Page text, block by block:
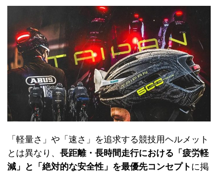
「軽量さ」や「速さ」を追求する競技用ヘルメット
とは異なり、 長距離・長時間走行における「疲労軽
減」と「絶対的な安全性」を最優先コンセプト に掲